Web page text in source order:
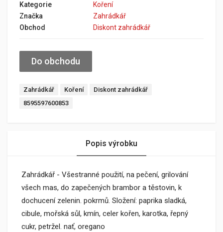
Kategorie
Koření
Značka
Zahrádkář
Obchod
Diskont zahrádkář
Do obchodu
Zahrádkář Koření
Diskont zahrádkář
8595597600853
Popis výrobku
Zahrádkář - Všestranné použití, na pečení, grilování
všech mas, do zapečených brambor a těstovin, k
dochucení zelenin. pokrmů. Složení: paprika sladká,
cibule, mořská sůl, kmín, celer kořen, karotka, řepný
cukr, petržel. nať, oregano